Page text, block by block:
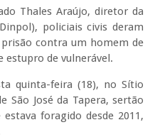
Thales Araújo, diretor da
policiais civis deram
contra um homem de
estupro de vulnerável.
quinta-feira (18), no Sítio
São José da Tapera, sertão
foragido desde 2011,